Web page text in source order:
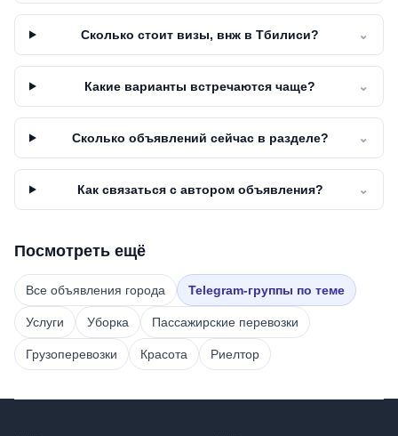
Сколько стоит визы, внж в Тбилиси? ⌄
Какие варианты встречаются чаще? ⌄
Сколько объявлений сейчас в разделе? ⌄
Как связаться с автором объявления? ⌄
Посмотреть ещё
Все объявления города Telegram-группы по теме
Услуги Уборка Пассажирские перевозки
Грузоперевозки Красота Риелтор